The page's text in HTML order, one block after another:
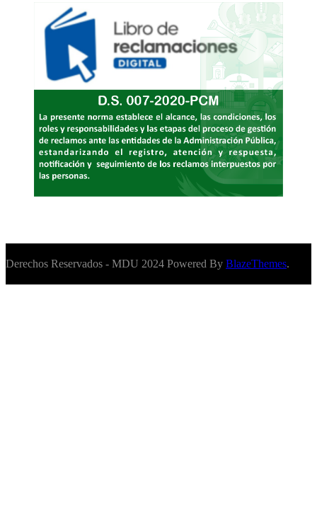
Derechos Reservados - MDU 2024 Powered By BlazeThemes.